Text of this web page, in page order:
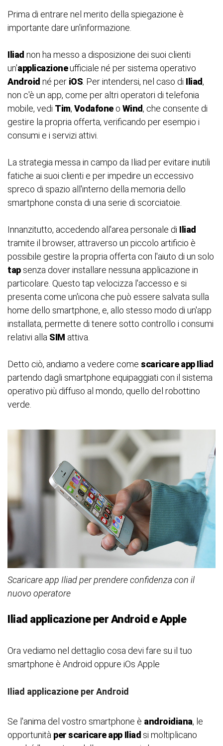
Prima di entrare nel merito della spiegazione è
importante dare un'informazione.
Iliad non ha messo a disposizione dei suoi clienti
un'applicazioneufficiale né per sistema operativo
Android né per iOS . Per intendersi, nel caso di Iliad,
non c'è un app, come per altri operatori di telefonia
mobile, vedi Tim, Vodafoneo Wind, che consente di
gestire la propria offerta, verificando per esempio i
consumi e i servizi attivi.
La strategia messa in campo da Iliad per evitare inutili
fatiche ai suoi clienti e per impedire un eccessivo
spreco di spazio all'interno della memoria dello
smartphone consta di una serie di scorciatoie.
Innanzitutto, accedendo all'area personale di Iliad
tramite il browser, attraverso un piccolo artificio è
possibile gestire la propria offerta con l'aiuto di un solo
tapsenza dover installare nessuna applicazione in
particolare. Questo tap velocizza l'accesso e si
presenta come un'icona che può essere salvata sulla
home dello smartphone, e, allo stesso modo di un'app
installata, permette di tenere sotto controllo i consumi
relativi alla SIM attiva.
Detto ciò, andiamo a vedere come scaricare app Iliad
partendo dagli smartphone equipaggiati con il sistema
operativo più diffuso al mondo, quello del robottino
verde.
Scaricare app Iliad per prendere confidenza con il
nuovo operatore
Iliad applicazione per Android e Apple
Ora vediamo nel dettaglio cosa devi fare su il tuo
smartphone è Android oppure iOs Apple
Iliad applicazione per Android
Se l'anima del vostro smartphone è androidiana, le
opportunità per scaricare app Iliad si moltiplicano